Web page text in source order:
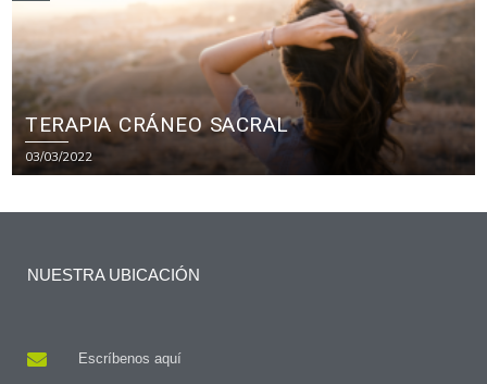
TERAPIA CRÁNEO SACRAL
03/03/2022
NUESTRA UBICACIÓN
Escríbenos aquí